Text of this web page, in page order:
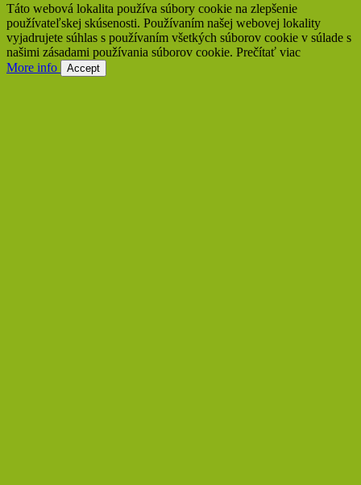
Táto webová lokalita používa súbory cookie na zlepšenie
používateľskej skúsenosti. Používaním našej webovej lokality
vyjadrujete súhlas s používaním všetkých súborov cookie v súlade s
našimi zásadami používania súborov cookie. Prečítať viac
More info
Accept